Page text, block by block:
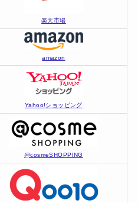
楽天市場
amazon
Yahoo!ショッピング
@cosmeSHOPPING